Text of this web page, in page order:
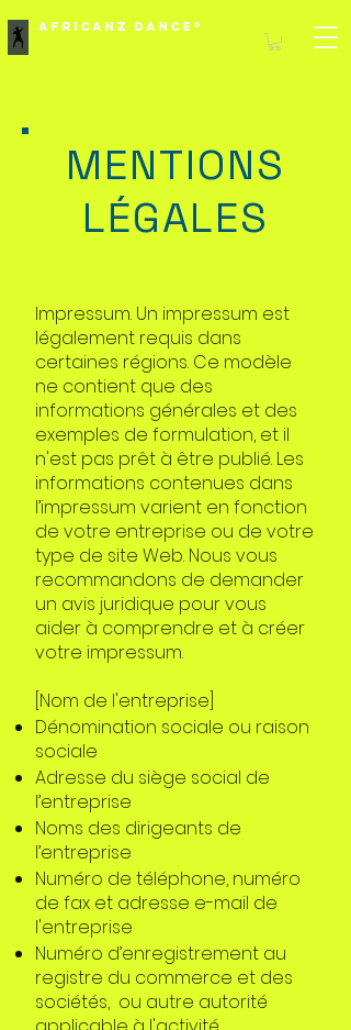
Africanz Dance®
MENTIONS
LÉGALES
Impressum. Un impressum est
légalement requis dans
certaines régions. Ce modèle
ne contient que des
informations générales et des
exemples de formulation, et il
n'est pas prêt à être publié. Les
informations contenues dans
l’impressum varient en fonction
de votre entreprise ou de votre
type de site Web. Nous vous
recommandons de demander
un avis juridique pour vous
aider à comprendre et à créer
votre impressum.
[Nom de l'entreprise]
Dénomination sociale ou raison
sociale
Adresse du siège social de
l’entreprise
Noms des dirigeants de
l’entreprise
Numéro de téléphone, numéro
de fax et adresse e-mail de
l'entreprise
Numéro d’enregistrement au
registre du commerce et des
sociétés, ou autre autorité